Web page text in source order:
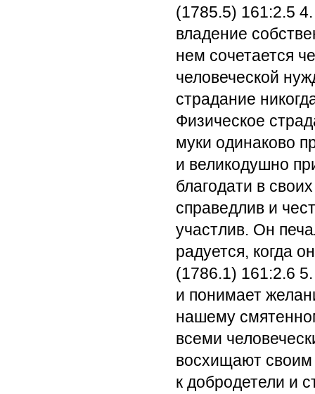
(1785.5) 161:2.5
владение
нем сочетается
человеческой
страдание
Физическое
муки одинаково
и великодушно
благодати в
справедлив и
участлив. Он
радуется, когда
(1786.1) 161:2.6
и понимает
нашему
всеми
восхищают
к добродетели и